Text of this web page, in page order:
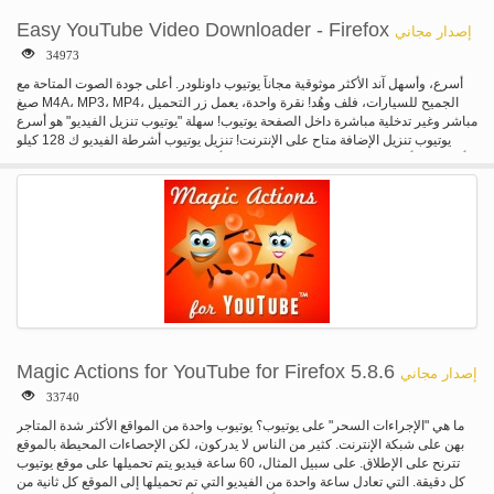
التحميل، انقر بالزر الأيمن على الأيقونة واختر "تفضيلات".
Easy YouTube Video Downloader - Firefox إصدار مجاني
34973
أسرع، وأسهل آند الأكثر موثوقية مجاناً يوتيوب داونلودر. أعلى جودة الصوت المتاحة مع
صيغ M4A، MP3، MP4، الجميح للسيارات، فلف وهُد! نقرة واحدة، يعمل زر التحميل
مباشر وغير تدخلية مباشرة داخل الصفحة يوتيوب! سهلة "يوتيوب تنزيل الفيديو" هو أسرع
يوتيوب تنزيل الإضافة متاح على الإنترنت! تنزيل يوتيوب أشرطة الفيديو ك 128 كيلو
الصوت المتاحة، ويعمل لدينا مجاناً يوتيوب تحميل مباشرة داخل الصفحة! تنزيل وتحويل
جودة عالية. مع "أفضل تنزيل الفيديو"، فإنه لم يكن أسهل التحميل من موقع يوتيوب!
سوبيرفاست ك 128 * يعمل داخل صفحة يوتيوب--لا حاجة لزيارة موقع خارجي لتحميل *
Magic Actions for YouTube for Firefox 5.8.6 إصدار مجاني
33740
ما هي "الإجراءات السحر" على يوتيوب؟ يوتيوب واحدة من المواقع الأكثر شدة المتاجر
بهن على شبكة الإنترنت. كثير من الناس لا يدركون، لكن الإحصاءات المحيطة بالموقع
تترنح على الإطلاق. على سبيل المثال، 60 ساعة فيديو يتم تحميلها على موقع يوتيوب
كل دقيقة. التي تعادل ساعة واحدة من الفيديو التي تم تحميلها إلى الموقع كل ثانية من